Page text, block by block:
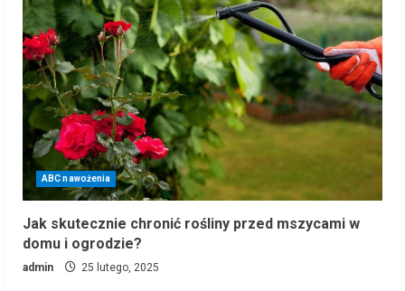
ABC nawożenia
Jak skutecznie chronić rośliny przed mszycami w
domu i ogrodzie?
admin 25 lutego, 2025